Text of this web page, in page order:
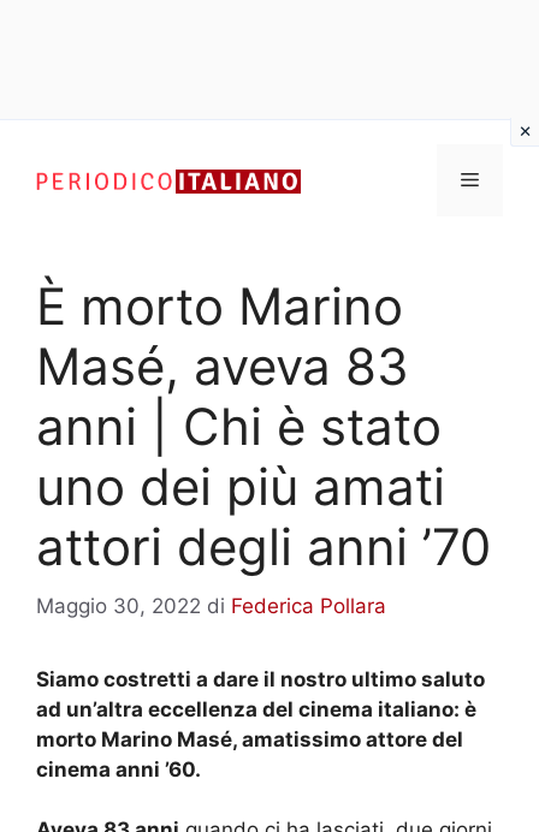
contenuto
Menu
È morto Marino
Masé, aveva 83
anni | Chi è stato
uno dei più amati
attori degli anni ’70
Maggio 30, 2022 di Federica Pollara
Siamo costretti a dare il nostro ultimo saluto
ad un’altra eccellenza del cinema italiano: è
morto Marino Masé, amatissimo attore del
cinema anni ’60.